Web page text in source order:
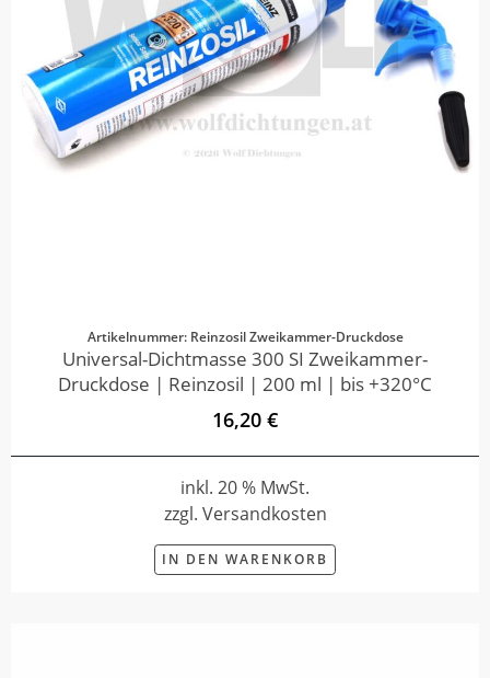
Artikelnummer: Reinzosil Zweikammer-Druckdose
Universal-Dichtmasse 300 SI Zweikammer-
Druckdose | Reinzosil | 200 ml | bis +320°C
16,20 €
inkl. 20 % MwSt.
zzgl. Versandkosten
IN DEN WARENKORB